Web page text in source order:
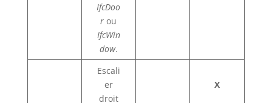
IfcDoo
r ou
IfcWin
dow.
Escali
er
droit
X